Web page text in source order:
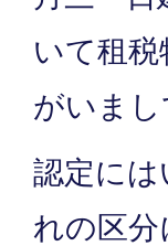
いて租
がいま
認定に
れの区